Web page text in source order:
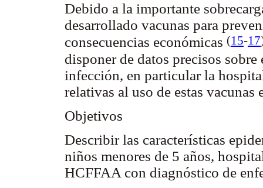
Debido a la importante
desarrollado vacunas para
consecuencias económicas (15-17
disponer de datos precisos
infección, en particular la
relativas al uso de estas vacunas
Objetivos
Describir las características
niños menores de 5 años,
HCFFAA con diagnóstico de